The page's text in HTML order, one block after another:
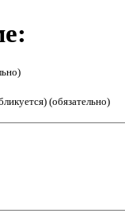
(обязательно)